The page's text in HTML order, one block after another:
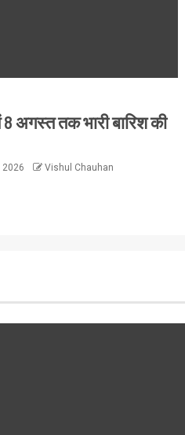
8 अगस्त तक भारी बारिश की
Vishul Chauhan